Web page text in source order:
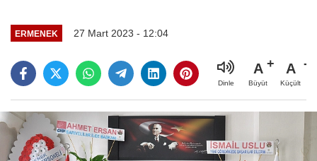
ERMENEK 27 Mart 2023 - 12:04
Dinle
A
Büyüt
A
Küçült